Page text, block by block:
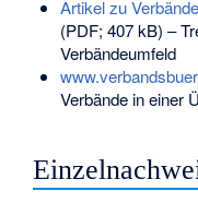
Artikel zu
(PDF; 407 kB) –
Verbändeumfeld
Verbände in einer